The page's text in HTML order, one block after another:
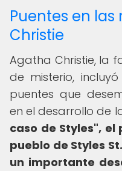
Puentes en
Christie
Agatha Christie, la
de misterio,
puentes que
en el desarrollo de
caso de Styles",
pueblo de Styles
un importante